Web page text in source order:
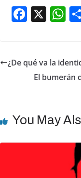
F
e
b
k
X W
s
A
¿De qué va la
El bumerán
You May